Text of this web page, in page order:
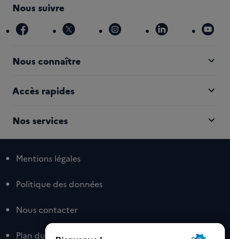
Nous suivre
facebook x instagram linkedin
Nous connaître expand_more
Accès rapides expand_more
Nos services expand_more
Mentions légales
Politique des données
Nous contacter
Plan du site